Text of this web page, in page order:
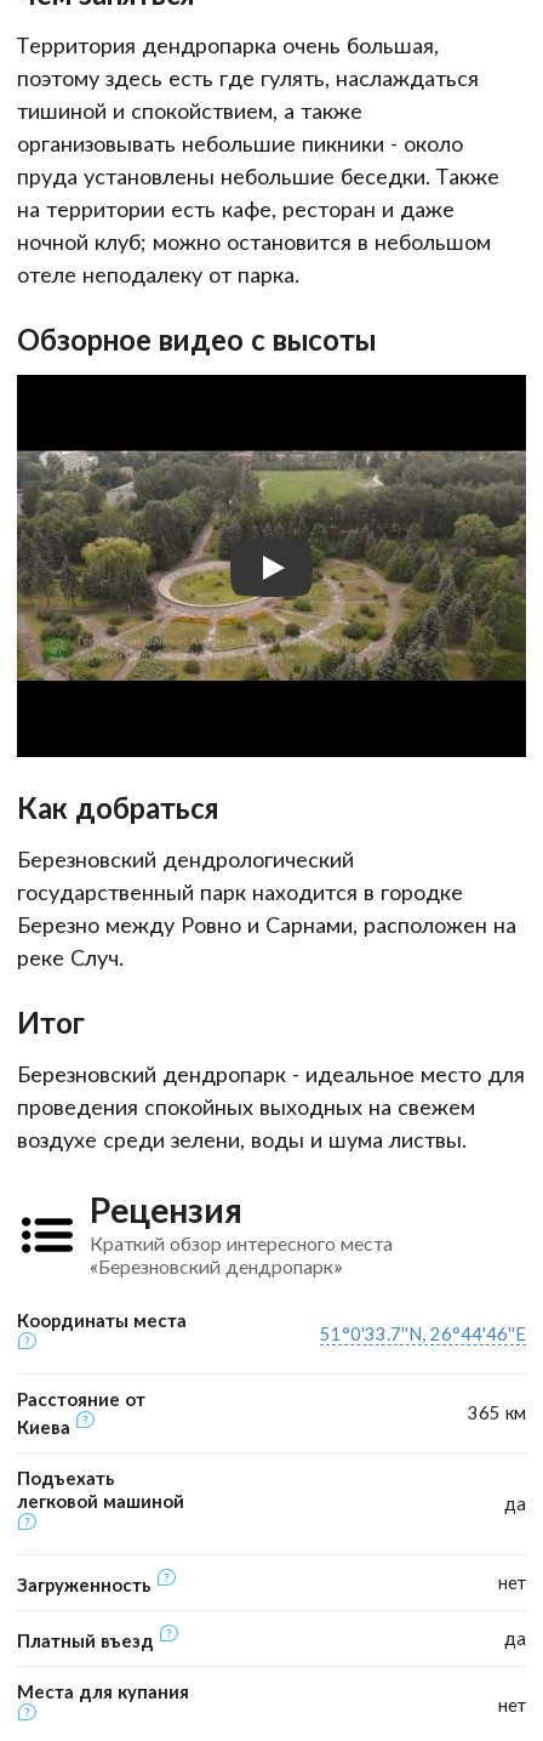
Территория дендропарка очень большая,
поэтому здесь есть где гулять, наслаждаться
тишиной и спокойствием, а также
организовывать небольшие пикники - около
пруда установлены небольшие беседки. Также
на территории есть кафе, ресторан и даже
ночной клуб; можно остановится в небольшом
отеле неподалеку от парка.
Обзорное видео с высоты
Как добраться
Березновский дендрологический
государственный парк находится в городке
Березно между Ровно и Сарнами, расположен на
реке Случ.
Итог
Березновский дендропарк - идеальное место для
проведения спокойных выходных на свежем
воздухе среди зелени, воды и шума листвы.
Рецензия
Краткий обзор интересного места
«Березновский дендропарк»
Координаты места
51°0'33.7''N, 26°44'46''E
Расстояние от
Киева
365 км
Подъехать
легковой машиной
да
Загруженность нет
Платный въезд да
Места для купания
нет